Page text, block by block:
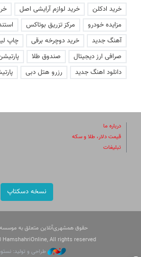
خرید ادکلن
خرید لوازم آرایشی اصل
مزایده خودرو
مرکز تزریق بوتاکس
آهنگ جدید
خرید دوچرخه برقی چاپ
صرافی ارز دیجیتال
صندوق طلا
دانلود اهنگ جدید
رزرو هتل دبی
درباره ما
قیمت دلار، طلا و سکه
تبلیغات
نسخه دسکتاپ
حقوق همشهری‌آنلاین متعلق به
HamshahriOnline, All rights reserved
طراحی و تولید: